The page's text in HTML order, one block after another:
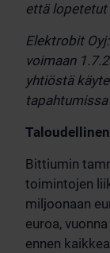
että
Elektrobit
voimaan
yhtiöstä
Bittiumin
toimintojen
miljoonaan
euroa,
ennen